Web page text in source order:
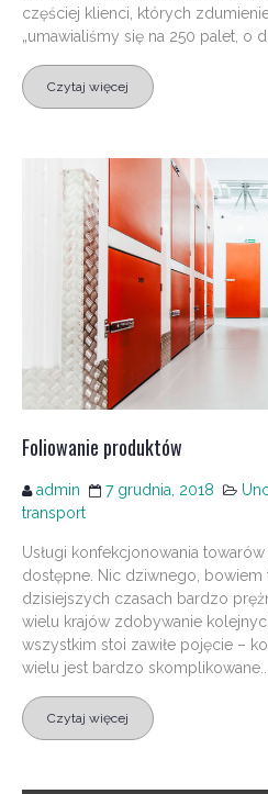
częściej klienci, których
„umawialiśmy się na 250 palet, o
Czytaj więcej
Foliowanie produktów
admin 7 grudnia, 2018
transport
Usługi konfekcjonowania
dostępne. Nic dziwnego, bowiem
dzisiejszych czasach bardzo
wielu krajów zdobywanie
wszystkim stoi zawiłe pojęcie –
wielu jest bardzo
Czytaj więcej